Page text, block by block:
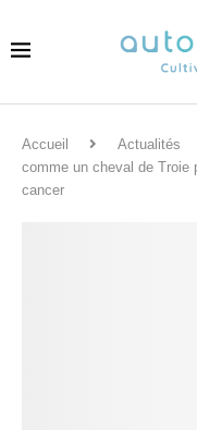
Accueil Actualités
comme un cheval de Troie
cancer